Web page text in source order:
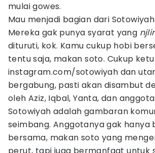
mulai gowes.
Mau menjadi bagian dari
Mereka gak punya syarat yang
dituruti, kok. Kamu cukup hobi
tentu saja, makan soto. Cukup
instagram.com/sotowiyah dan
bergabung, pasti akan disambut
oleh Aziz, Iqbal, Yanta, dan
Sotowiyah adalah gambaran
seimbang. Anggotanya gak hanya
bersama, makan soto yang